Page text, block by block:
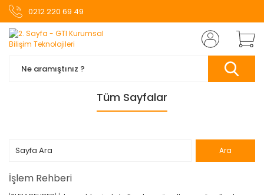
0212 220 69 49
Tüm Sayfalar
İşlem Rehberi